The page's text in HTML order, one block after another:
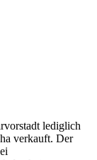
lediglich
verkauft. Der